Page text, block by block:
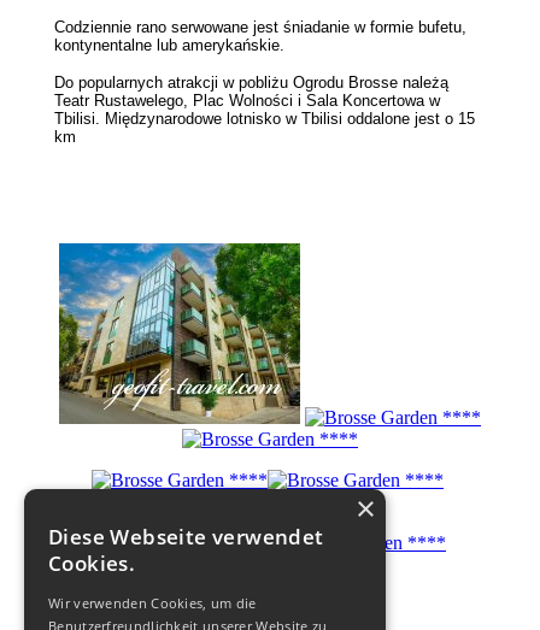
Codziennie rano serwowane jest śniadanie w formie bufetu,
kontynentalne lub amerykańskie.
Do popularnych atrakcji w pobliżu Ogrodu Brosse należą
Teatr Rustawelego, Plac Wolności i Sala Koncertowa w
Tbilisi. Międzynarodowe lotnisko w Tbilisi oddalone jest o 15
km
×
Diese Webseite verwendet
Cookies.
Wir verwenden Cookies, um die
Benutzerfreundlichkeit unserer Website zu